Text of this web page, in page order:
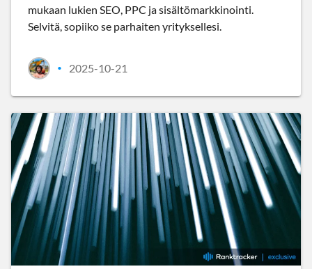
mukaan lukien SEO, PPC ja sisältömarkkinointi.
Selvitä, sopiiko se parhaiten yrityksellesi.
• 2025-10-21